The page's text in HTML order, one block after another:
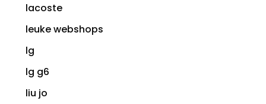
lacoste
leuke webshops
lg
lg g6
liu jo